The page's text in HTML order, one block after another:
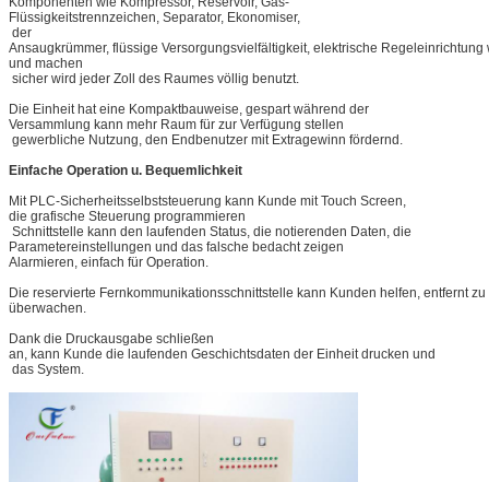
Flüssigkeitstrennzeichen, Separator, Ekonomiser,
der
Ansaugkrümmer, flüssige Versorgungsvielfältigkeit, elektrische
und machen
sicher wird jeder Zoll des Raumes völlig benutzt.
Die Einheit hat eine Kompaktbauweise, gespart während der
Versammlung kann mehr Raum für zur Verfügung stellen
gewerbliche Nutzung, den Endbenutzer mit Extragewinn fördernd.
Einfache Operation u. Bequemlichkeit
Mit PLC-Sicherheitsselbststeuerung kann Kunde mit Touch Screen,
die grafische Steuerung programmieren
Schnittstelle kann den laufenden Status, die notierenden Daten, die
Parametereinstellungen und das falsche bedacht zeigen
Alarmieren, einfach für Operation.
Die reservierte Fernkommunikationsschnittstelle kann Kunden helfen, entfernt zu
überwachen.
Dank die Druckausgabe schließen
an, kann Kunde die laufenden Geschichtsdaten der Einheit drucken und
das System.